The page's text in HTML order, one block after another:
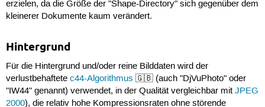
erzielen, da die Größe der "Shape-Directory" sich gegenüber dem
kleinerer Dokumente kaum verändert.
Hintergrund
Für die Hintergrund und/oder reine Bilddaten wird der
verlustbehaftete c44-Algorithmus 🇬🇧 (auch "DjVuPhoto" oder
"IW44" genannt) verwendet, in der Qualität vergleichbar mit JPEG
2000), die relativ hohe Kompressionsraten ohne störende